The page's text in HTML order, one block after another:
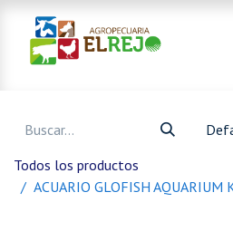
Todos los productos
ACUARIO GLOFISH AQUARIUM